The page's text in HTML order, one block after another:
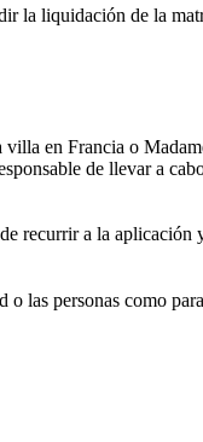
la liquidación de la
en Francia o
de llevar a
a la aplicación
las personas como